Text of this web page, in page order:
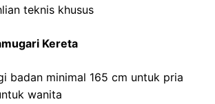
teknis khusus
Kereta
badan minimal 165 cm untuk pria
wanita